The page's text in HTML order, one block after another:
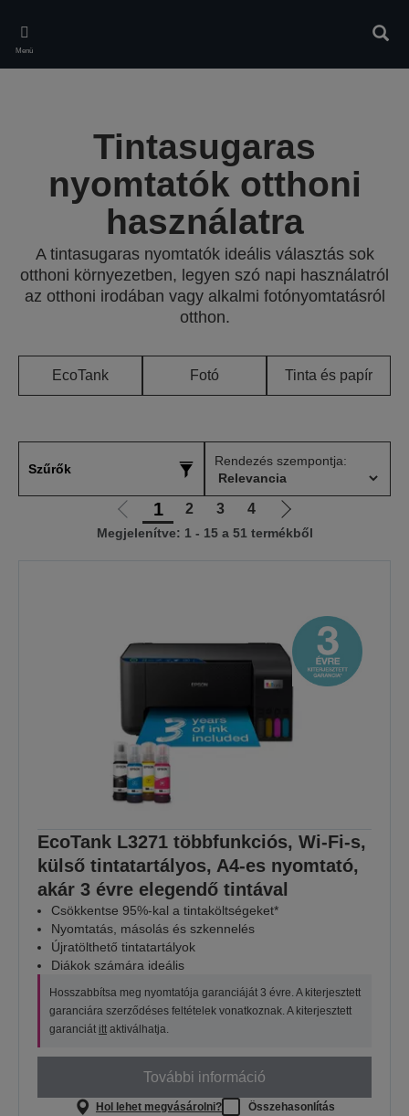
main
content
Menü
Tintasugaras
nyomtatók otthoni
használatra
A tintasugaras nyomtatók ideális választás sok
otthoni környezetben, legyen szó napi használatról
az otthoni irodában vagy alkalmi fotónyomtatásról
otthon.
EcoTank Fotó Tinta és papír
Szűrők
Rendezés szempontja:
Előző
oldalra
1 2 3 4
Következő
oldalra
Megjelenítve: 1 - 15 a 51 termékből
EcoTank L3271 többfunkciós, Wi-Fi-s,
külső tintatartályos, A4-es nyomtató,
akár 3 évre elegendő tintával
Csökkentse 95%-kal a tintaköltségeket*
Nyomtatás, másolás és szkennelés
Újratölthető tintatartályok
Diákok számára ideális
Hosszabbítsa meg nyomtatója garanciáját 3 évre. A kiterjesztett
garanciára szerződéses feltételek vonatkoznak. A kiterjesztett
garanciát itt aktiválhatja.
További információ
Hol lehet megvásárolni? Összehasonlítás